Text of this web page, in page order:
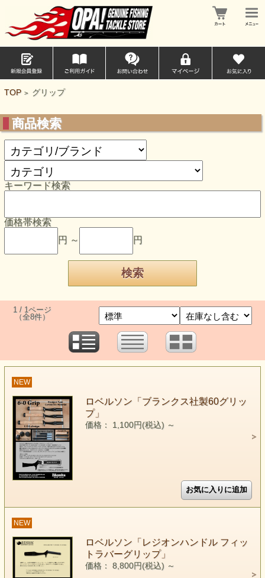
TOP > グリップ
商品検索
キーワード検索
価格帯検索
円 ～
円
1 / 1ページ
（全8件）
NEW
ロベルソン「ブランクス社製60グリッ
プ」
価格： 1,100円(税込) ～
NEW
ロベルソン「レジオンハンドル フィッ
トラバーグリップ」
価格： 8,800円(税込) ～